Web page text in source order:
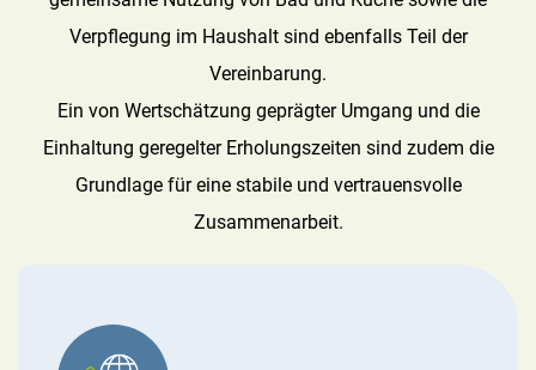
Verpflegung im Haushalt sind ebenfalls Teil der
Vereinbarung.
Ein von Wertschätzung geprägter Umgang und die
Einhaltung geregelter Erholungszeiten sind zudem die
Grundlage für eine stabile und vertrauensvolle
Zusammenarbeit.